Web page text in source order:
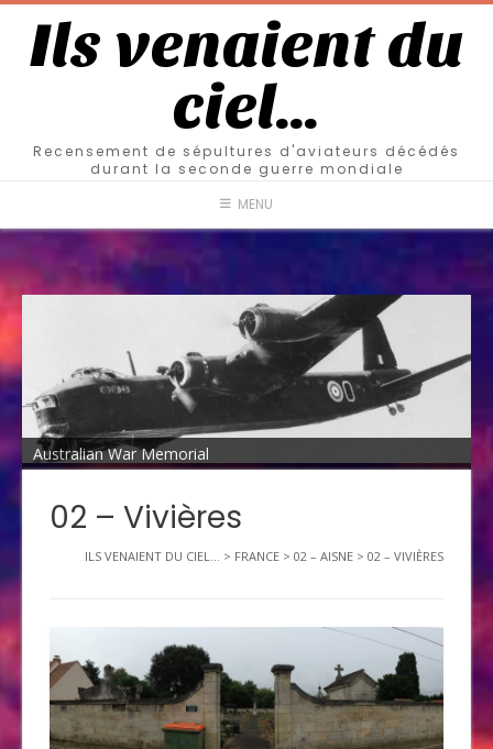
Ils venaient du
ciel…
Recensement de sépultures d'aviateurs décédés
durant la seconde guerre mondiale
MENU
Australian War Memorial
02 – Vivières
ILS VENAIENT DU CIEL... > FRANCE > 02 – AISNE > 02 – VIVIÈRES